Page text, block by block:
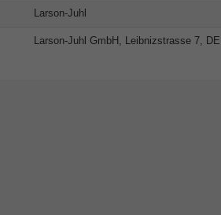
Larson-Juhl
Larson-Juhl GmbH, Leibnizstrasse 7,